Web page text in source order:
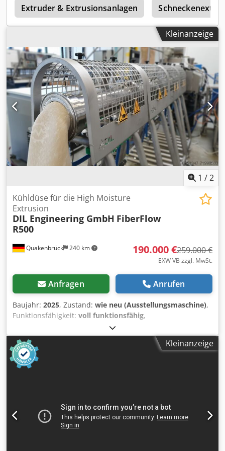
Extruder & Extrusionsanlagen
Kleinanzeige
1 /2
Quakenbrück 240 km
Kühldüse für die High Moisture
Extrusion
DIL Engineering GmbH FiberFlow
R500
190.000 €259.000 €
EXW VB zzgl. MwSt.
Anfragen Anrufen
Baujahr: 2025, Zustand: wie neu (Ausstellungsmaschine),
Funktionsfähigkeit: voll funktionsfähig,
Maschinen-/Fahrzeugnummer:
eine FiberFlow R500 Kühldüse, eine speziell entwickelte
Lösung zur Strukturierung alternativer Proteine in der High
Moisture Extrusion (HME). Die Kühldüse dient der
gezielten Herstellung faseriger Proteinstrukturen durch
Convenience-Produkte konzipiert. Die FiberFlow R500 ist
ausgelegt für einen Durchsatz von bis zu 500 kg/h bei
Drücken bis 70 bar. Durch die ringförmige Geometrie wird
Kleinanzeige